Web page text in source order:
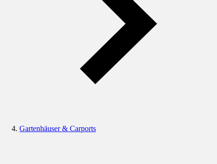
Gartenhäuser & Carports